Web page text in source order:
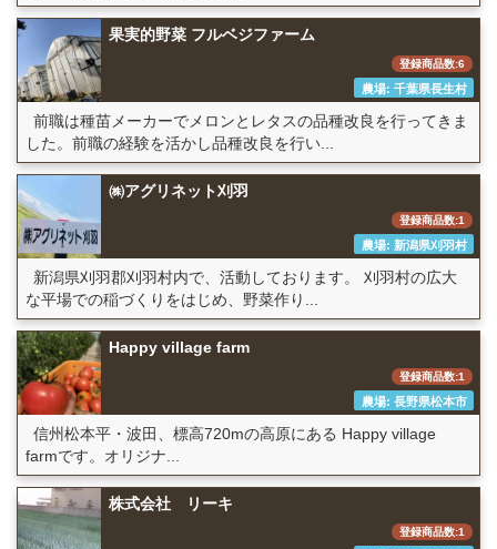
果実的野菜 フルベジファーム
登録商品数:6
農場: 千葉県長生村
前職は種苗メーカーでメロンとレタスの品種改良を行ってきま
した。前職の経験を活かし品種改良を行い...
㈱アグリネット刈羽
登録商品数:1
農場: 新潟県刈羽村
新潟県刈羽郡刈羽村内で、活動しております。 刈羽村の広大
な平場での稲づくりをはじめ、野菜作り...
Happy village farm
登録商品数:1
農場: 長野県松本市
信州松本平・波田、標高720mの高原にある Happy village
farmです。オリジナ...
株式会社 リーキ
登録商品数:1